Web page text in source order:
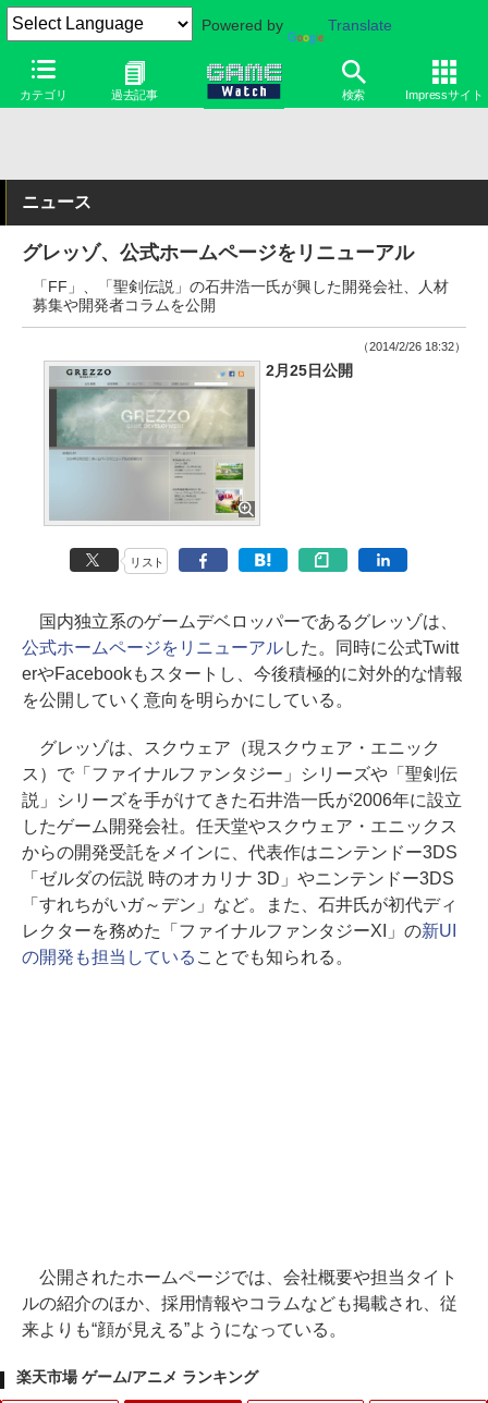
Powered by Translate
カテゴリ 過去記事 検索 Impressサイト
ニュース
グレッゾ、公式ホームページをリニューアル
「FF」、「聖剣伝説」の石井浩一氏が興した開発会社、人材
募集や開発者コラムを公開
（2014/2/26 18:32）
2月25日公開
リスト
国内独立系のゲームデベロッパーであるグレッゾは、
公式ホームページをリニューアルした。同時に公式Twitt
erやFacebookもスタートし、今後積極的に対外的な情報
を公開していく意向を明らかにしている。
グレッゾは、スクウェア（現スクウェア・エニック
ス）で「ファイナルファンタジー」シリーズや「聖剣伝
説」シリーズを手がけてきた石井浩一氏が2006年に設立
したゲーム開発会社。任天堂やスクウェア・エニックス
からの開発受託をメインに、代表作はニンテンドー3DS
「ゼルダの伝説 時のオカリナ 3D」やニンテンドー3DS
「すれちがいガ～デン」など。また、石井氏が初代ディ
レクターを務めた「ファイナルファンタジーXI」の新UI
の開発も担当している ことでも知られる。
公開されたホームページでは、会社概要や担当タイト
ルの紹介のほか、採用情報やコラムなども掲載され、従
来よりも“顔が見える”ようになっている。
楽天市場 ゲーム/アニメ ランキング